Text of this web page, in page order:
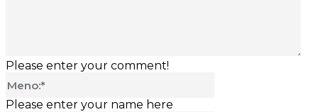
Please enter your comment!
Please enter your name here